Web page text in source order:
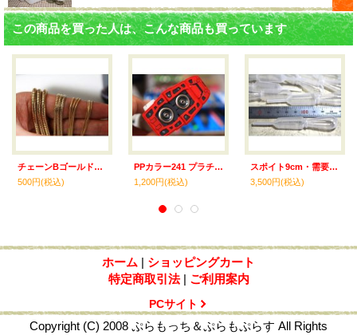
この商品を買った人は、こんな商品も買っています
チェーンBゴールド1.5mmx20cm
500円(税込)
PPカラー241 プラチナゴールド 30ml
1,200円(税込)
スポイト9cm・需要家セット 100本入
3,500円(税込)
ホーム | ショッピングカート
特定商取引法 | ご利用案内
PCサイト
Copyright (C) 2008 ぷらもっち＆ぷらもぷらす All Rights